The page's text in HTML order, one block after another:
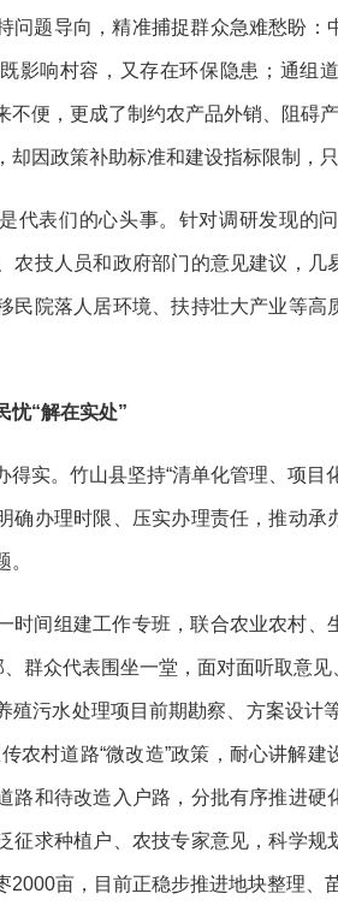
问题导向，精准捕捉群众急难愁盼
影响村容，又存在环保隐患；通组
不便，更成了制约农产品外销、阻碍
却因政策补助标准和建设指标限制，
代表们的心头事。针对调研发现的
农技人员和政府部门的意见建议，
民院落人居环境、扶持壮大产业等
忧“解在实处”
得实。竹山县坚持“清单化管理、项目
确办理时限、压实办理责任，推动
时间组建工作专班，联合农业农村
、群众代表围坐一堂，面对面听取意
殖污水处理项目前期勘察、方案设计
农村道路“微改造”政策，耐心讲解
路和待改造入户路，分批有序推进
征求种植户、农技专家意见，科学
2000亩，目前正稳步推进地块整理、